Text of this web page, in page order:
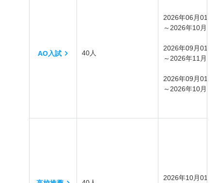
AO入試 40人
2026年06月01日
～2026年10月31
2026年09月01日
～2026年11月30
2026年09月01日
～2026年10月07
2026年10月01日